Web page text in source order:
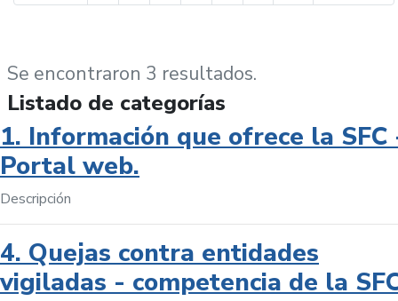
Se encontraron 3 resultados.
Listado de categorías
1. Información que ofrece la SFC
Portal web.
Descripción
4. Quejas contra entidades
vigiladas - competencia de la